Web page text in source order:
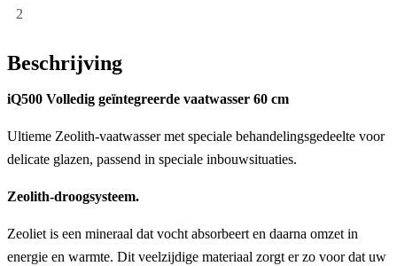
2
Beschrijving
iQ500 Volledig geïntegreerde vaatwasser 60 cm
Ultieme Zeolith-vaatwasser met speciale behandelingsgedeelte voor
delicate glazen, passend in speciale inbouwsituaties.
Zeolith-droogsysteem.
Zeoliet is een mineraal dat vocht absorbeert en daarna omzet in
energie en warmte. Dit veelzijdige materiaal zorgt er zo voor dat uw